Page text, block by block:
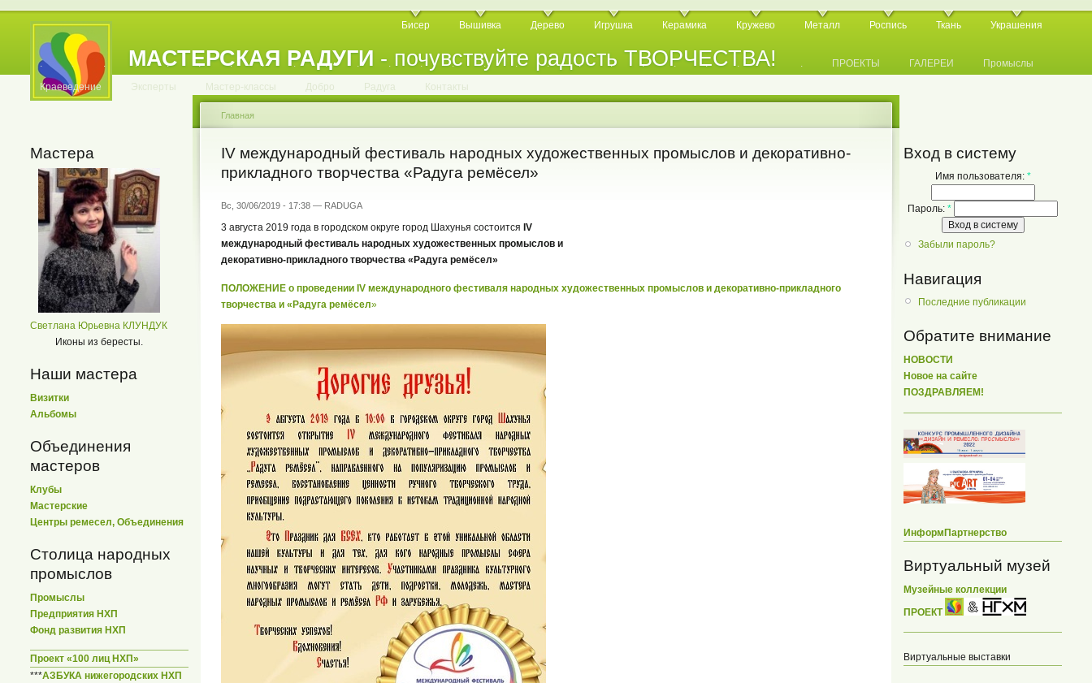
МАСТЕРСКАЯ РАДУГИ - почувствуйте радость ТВОРЧЕСТВА!
Бисер Вышивка Дерево Игрушка Керамика Кружево Металл Роспись Ткань Украшения
. . . . . . . . . . . . . . . . . . . . . . . . . ПРОЕКТЫ ГАЛЕРЕИ Промыслы
Краеведение Эксперты Мастер-классы Добро Радуга Контакты
Мастера
Светлана Юрьевна КЛУНДУК
Иконы из бересты.
Наши мастера
Визитки
Альбомы
Объединения
мастеров
Клубы
Мастерские
Центры ремесел, Объединения
Столица народных
промыслов
Промыслы
Предприятия НХП
Фонд развития НХП
Проект «100 лиц НХП»
***АЗБУКА нижегородских НХП
Главная
IV международный фестиваль народных художественных промыслов и декоративно-
прикладного творчества «Радуга ремёсел»
Вс, 30/06/2019 - 17:38 — RADUGA
3 августа 2019 года в городском округе город Шахунья состоится IV
международный фестиваль народных художественных промыслов и
декоративно-прикладного творчества «Радуга ремёсел»
ПОЛОЖЕНИЕ о проведении IV международного фестиваля народных художественных промыслов и декоративно-прикладного
творчества и «Радуга ремёсел»
Вход в систему
Имя пользователя: *
Пароль: *
Забыли пароль?
Навигация
Последние публикации
Обратите внимание
НОВОСТИ
Новое на сайте
ПОЗДРАВЛЯЕМ!
ИнформПартнерство
Виртуальный музей
Музейные коллекции
ПРОЕКТ
Виртуальные выставки